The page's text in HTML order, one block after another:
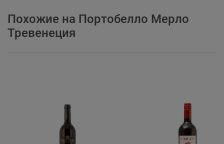
Похожие на Портобелло Мерло
Тревенеция